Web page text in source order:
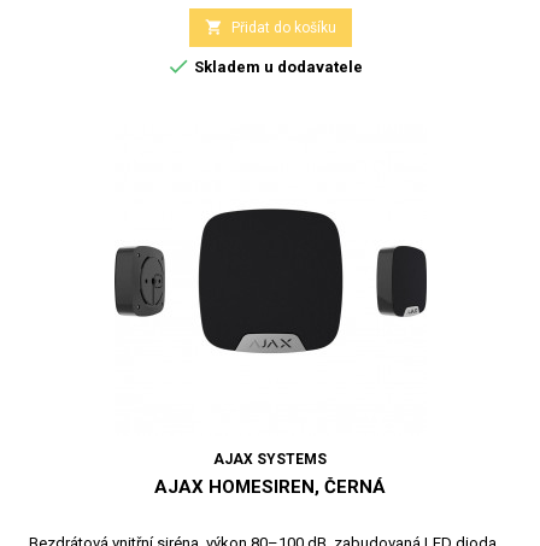
 Přidat do košíku
 Skladem u dodavatele
AJAX SYSTEMS
AJAX HOMESIREN, ČERNÁ